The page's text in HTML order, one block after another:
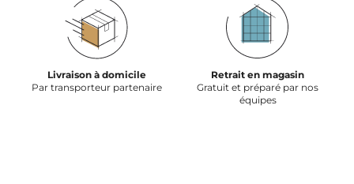
Livraison à domicile
Par transporteur partenaire
Retrait en magasin
Gratuit et préparé par nos
équipes